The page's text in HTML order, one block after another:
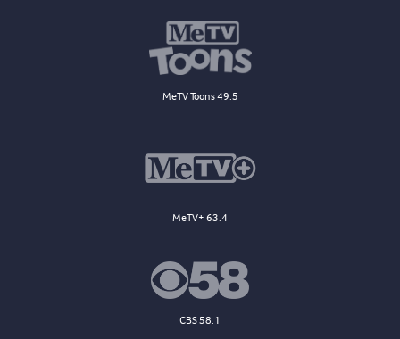
MeTV Toons 49.5
MeTV+ 63.4
CBS 58.1